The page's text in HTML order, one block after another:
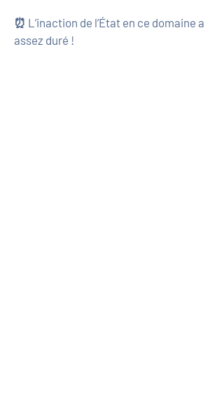
⏰ L’inaction de l’État en ce domaine a
assez duré !